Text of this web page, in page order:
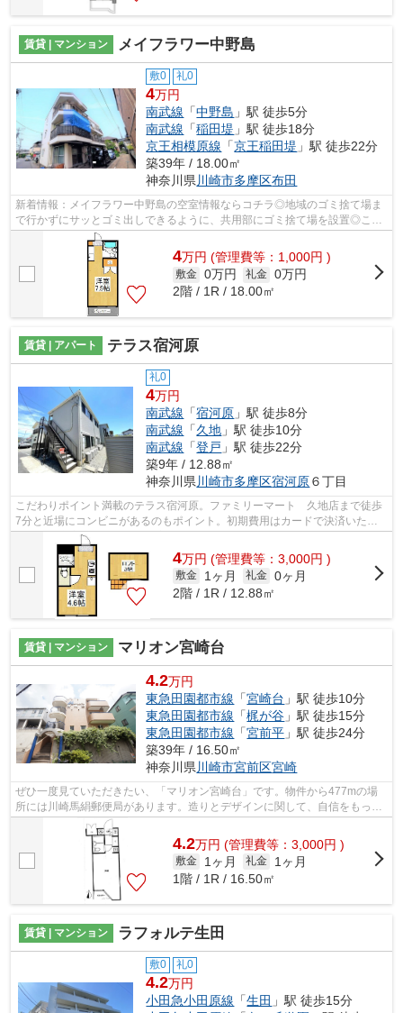
賃貸 | マンション メイフラワー中野島
敷0 礼0
4万円
南武線 「中野島 」駅 徒歩5分
南武線 「稲田堤 」駅 徒歩18分
京王相模原線 「京王稲田堤 」駅 徒歩22分
築39年 / 18.00㎡
神奈川県 川崎市多摩区布田
新着情報：メイフラワー中野島の空室情報ならコチラ◎地域のゴミ捨て場ま
で行かずにサッとゴミ出しできるように、共用部にゴミ捨て場を設置◎こち
らは初期費用をカードでお支払いいただ...
4万円 (管理費等：1,000円 )
敷金 0万円 礼金 0万円
2階 / 1R / 18.00㎡
賃貸 | アパート テラス宿河原
礼0
4万円
南武線 「宿河原 」駅 徒歩8分
南武線 「久地 」駅 徒歩10分
南武線 「登戸 」駅 徒歩22分
築9年 / 12.88㎡
神奈川県川崎市多摩区宿河原６丁目
こだわりポイント満載のテラス宿河原。ファミリーマート 久地店まで徒歩
7分と近場にコンビニがあるのもポイント。初期費用はカードで決済いただ
けます。充実の設備と綺麗な室内を兼ね...
4万円 (管理費等：3,000円 )
敷金 1ヶ月 礼金 0ヶ月
2階 / 1R / 12.88㎡
賃貸 | マンション マリオン宮崎台
4.2万円
東急田園都市線 「宮崎台 」駅 徒歩10分
東急田園都市線 「梶が谷 」駅 徒歩15分
東急田園都市線 「宮前平 」駅 徒歩24分
築39年 / 16.50㎡
神奈川県 川崎市宮前区宮崎
ぜひ一度見ていただきたい、「マリオン宮崎台」です。物件から477mの場
所には川崎馬絹郵便局があります。造りとデザインに関して、自信をもって
情報を提供できるマンションです。家賃5...
4.2万円 (管理費等：3,000円 )
敷金 1ヶ月 礼金
1ヶ月
1階 / 1R / 16.50㎡
賃貸 | マンション ラフォルテ生田
敷0 礼0
4.2万円
小田急小田原線 「生田 」駅 徒歩15分